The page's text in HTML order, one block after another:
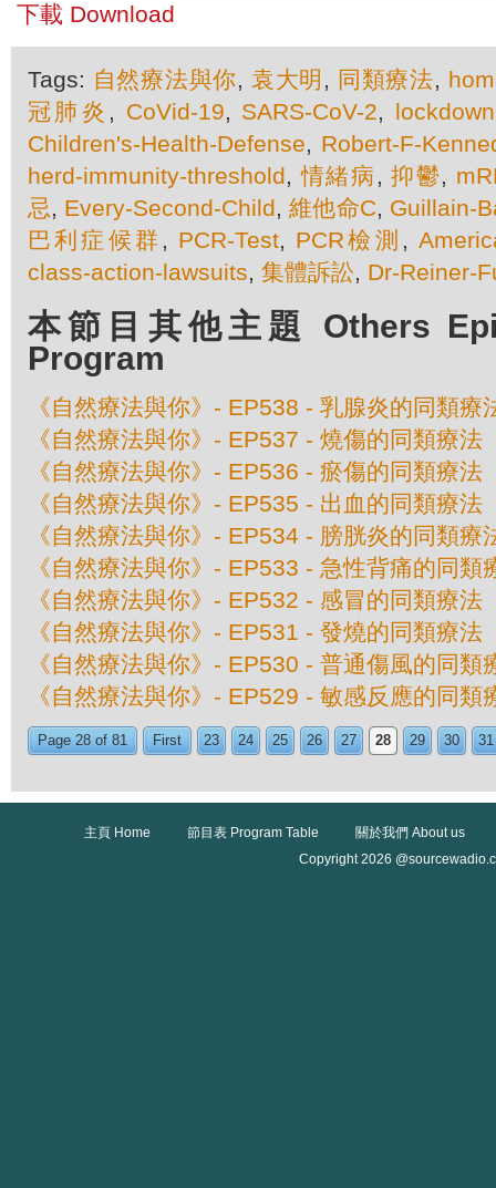
下載 Download
Tags: 自然療法與你, 袁大明 , 同類療法,
冠肺炎 , CoVid-19, SARS-CoV-2, lockdown
Children's-Health-Defense, Robert-F-
herd-immunity-threshold,情緒病 ,抑鬱,
忌, Every-Second-Child,維他命C, Guillain-
巴利症候群 , PCR-Test, PCR檢測 ,
class-action-lawsuits, 集體訴訟, Dr-Reiner-
本節目其他主題 Others
Program
《自然療法與你》- EP538 - 乳腺炎的同類療
《自然療法與你》- EP537 - 燒傷的同類療法
《自然療法與你》- EP536 - 瘀傷的同類療法
《自然療法與你》- EP535 - 出血的同類療法
《自然療法與你》- EP534 - 膀胱炎的同類療
《自然療法與你》- EP533 - 急性背痛的同類
《自然療法與你》- EP532 - 感冒的同類療法
《自然療法與你》- EP531 - 發燒的同類療法
《自然療法與你》- EP530 - 普通傷風的同類
《自然療法與你》- EP529 - 敏感反應的同類
Page 28 of 81 First 23 24 25 26 27 28 29 30 31
主頁 Home 節目表 Program Table
關於我們 About us
Copyright 2026